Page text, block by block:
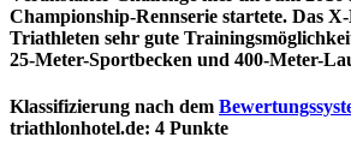
Championship-Rennserie startete. Das
Triathleten sehr gute
25-Meter-Sportbecken und 400-Meter-
Klassifizierung nach dem
triathlonhotel.de: 4 Punkte